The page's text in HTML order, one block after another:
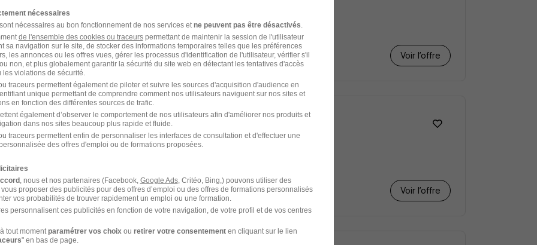
- 74 Stage 6 mois
Voir l’offre
Ingenieur Avant-Vente H/F
- 74
Voir l’offre
nécessaires
nécessaires au bon fonctionnement de nos services et ne peuvent pas être désactivés
de l'ensemble des cookies ou traceurspermettant de maintenir la session de l'utilisateur
sa navigation sur le site, de stocker des informations temporaires telles que les préférences
les annonces ou les offres vues, gérer les processus d'identification de l'utilisateur, vérifier s'il
non, et plus globalement garantir la sécurité du site web en détectant les tentatives d'accès
violations de sécurité.
traceurs permettent également de piloter et suivre les sources d'acquisition d'audience en
unique permettant de comprendre comment nos utilisateurs naviguent sur nos sites et
en fonction des différentes sources de trafic.
également d’observer le comportement de nos utilisateurs afin d'améliorer nos produits et
dans nos sites beaucoup plus rapide et fluide.
traceurs permettent enfin de personnaliser les interfaces de consultation et d'effectuer une
des offres d'emploi ou de formations proposées.
, nous et nos partenaires (Facebook, Google Ads, Critéo, Bing,) pouvons utiliser des
proposer des publicités pour des offres d’emploi ou des offres de formations personnalisés
vos probabilités de trouver rapidement un emploi ou une formation.
personnalisent ces publicités en fonction de votre navigation, de votre profil et de vos centres
tout moment paramétrer vos choix ou retirer votre consentementen cliquant sur le lien
" en bas de page.